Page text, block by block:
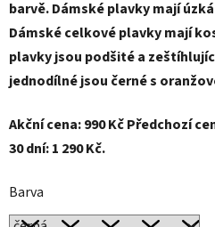
barvě. Dámské plavky mají
Dámské celkové plavky mají
plavky jsou podšité a
jednodílné jsou černé s
Akční cena: 990 Kč Předchozí
30 dní: 1 290 Kč.
Barva